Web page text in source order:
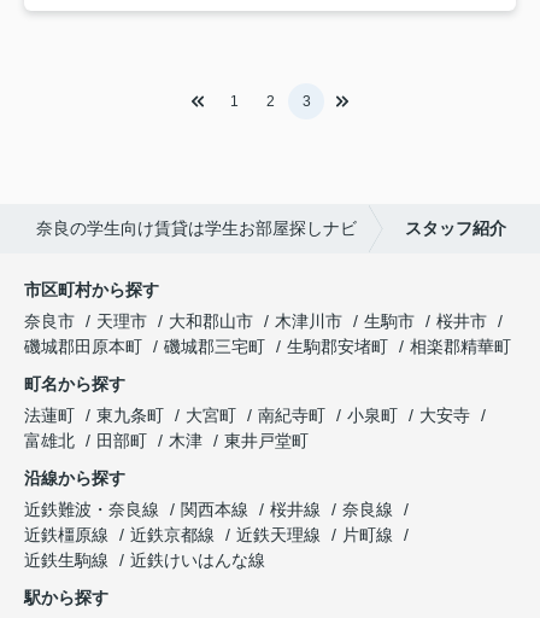
1 2 3
奈良の学生向け賃貸は学生お部屋探しナビ スタッフ紹介
市区町村から探す
奈良市
天理市 大和郡山市 木津川市 生駒市
桜井市
磯城郡田原本町
磯城郡三宅町 生駒郡安堵町
相楽郡精華町
町名から探す
法蓮町
東九条町 大宮町 南紀寺町 小泉町
大安寺
富雄北
田部町 木津
東井戸堂町
沿線から探す
近鉄難波・奈良線
関西本線 桜井線
奈良線
近鉄橿原線
近鉄京都線 近鉄天理線
片町線
近鉄生駒線
近鉄けいはんな線
駅から探す